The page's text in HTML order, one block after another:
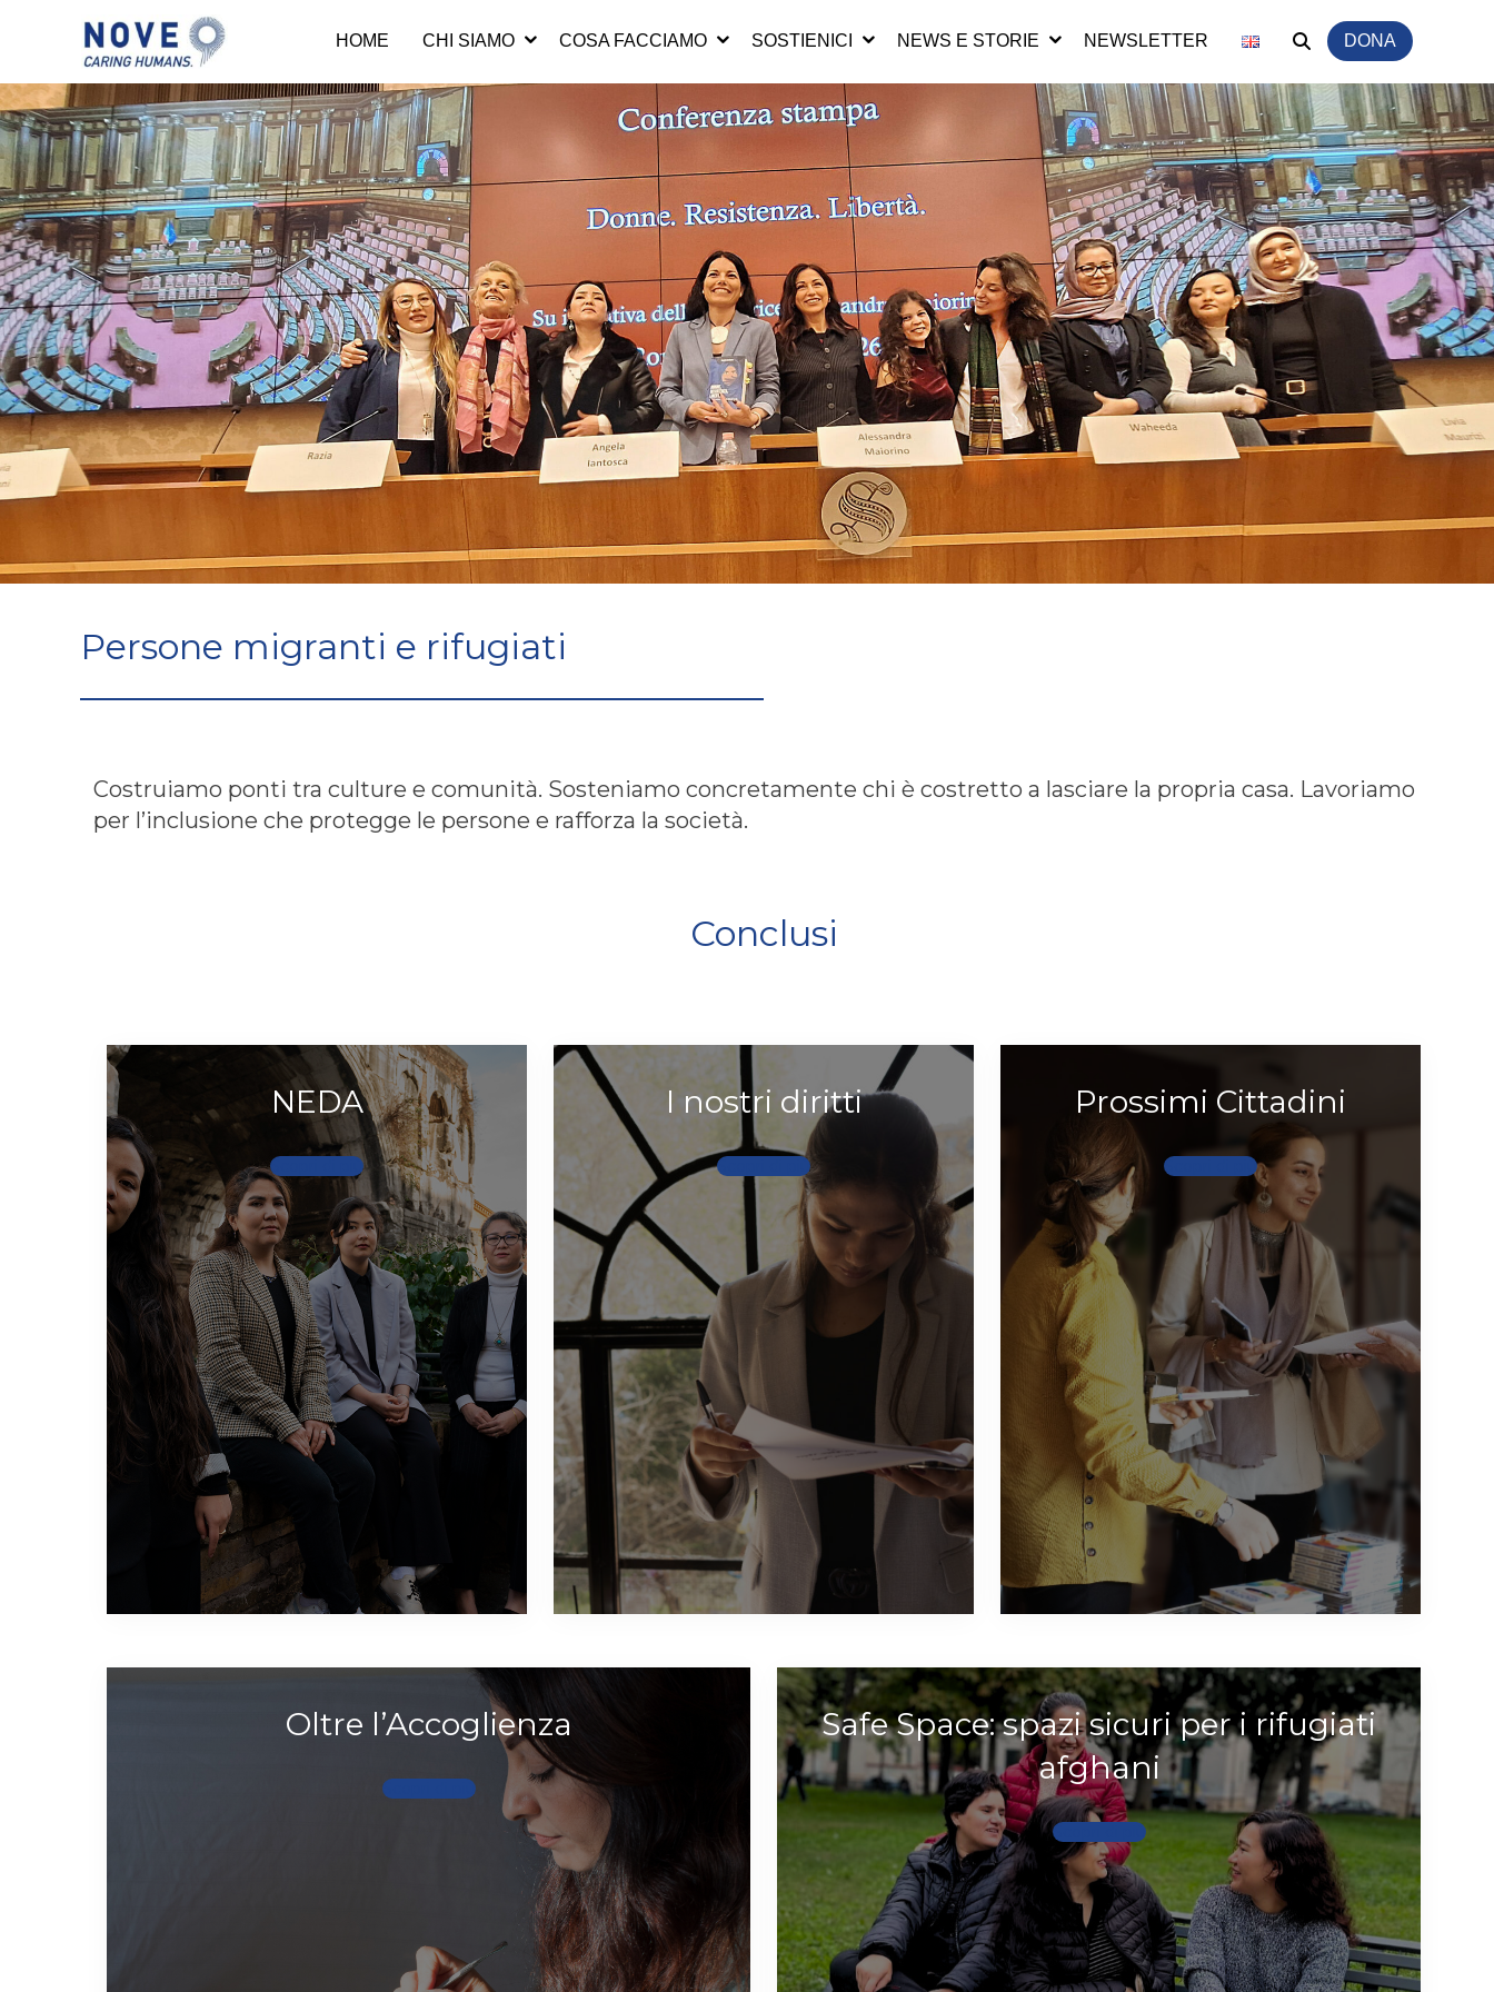
HOME CHI SIAMO COSA FACCIAMO SOSTIENICI NEWS E STORIE NEWSLETTER DONA
Persone migranti e rifugiati
Costruiamo ponti tra culture e comunità. Sosteniamo concretamente chi è costretto a lasciare la propria casa. Lavoriamo
per l’inclusione che protegge le persone e rafforza la società.
Conclusi
NEDA
Scopri di più
I nostri diritti
Scopri di più
Prossimi Cittadini
Scopri di più
Oltre l’Accoglienza
Scopri di più
Safe Space: spazi sicuri per i rifugiati
afghani
Scopri di più